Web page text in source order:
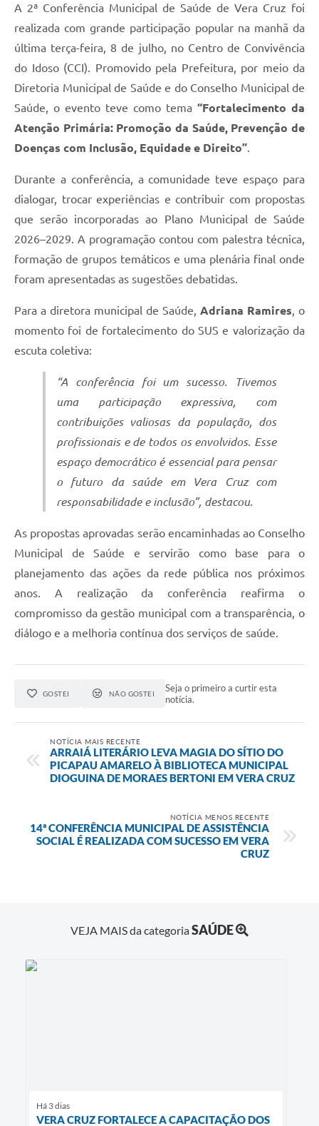
A 2ª Conferência Municipal de Saúde de Vera Cruz foi
realizada com grande participação popular na manhã da
última terça-feira, 8 de julho, no Centro de Convivência
do Idoso (CCI). Promovido pela Prefeitura, por meio da
Diretoria Municipal de Saúde e do Conselho Municipal de
Saúde, o evento teve como tema “Fortalecimento da
Atenção Primária: Promoção da Saúde, Prevenção de
Doenças com Inclusão, Equidade e Direito”
Durante a conferência, a comunidade teve espaço para
dialogar, trocar experiências e contribuir com propostas
que serão incorporadas ao Plano Municipal de Saúde
2026–2029. A programação contou com palestra técnica,
formação de grupos temáticos e uma plenária final onde
foram apresentadas as sugestões debatidas.
Para a diretora municipal de Saúde, Adriana Ramires , o
momento foi de fortalecimento do SUS e valorização da
escuta coletiva:
“A conferência foi um sucesso. Tivemos
uma participação expressiva, com
contribuições valiosas da população, dos
profissionais e de todos os envolvidos. Esse
espaço democrático é essencial para pensar
o futuro da saúde em Vera Cruz com
responsabilidade e inclusão”, destacou.
As propostas aprovadas serão encaminhadas ao Conselho
Municipal de Saúde e servirão como base para o
planejamento das ações da rede pública nos próximos
anos. A realização da conferência reafirma o
compromisso da gestão municipal com a transparência, o
diálogo e a melhoria contínua dos serviços de saúde.
GOSTEI NÃO GOSTEI
Seja o primeiro a curtir esta
notícia.
NOTÍCIA MAIS RECENTE
ARRAIÁ LITERÁRIO LEVA MAGIA DO SÍTIO DO
PICAPAU AMARELO À BIBLIOTECA MUNICIPAL
DIOGUINA DE MORAES BERTONI EM VERA CRUZ
NOTÍCIA MENOS RECENTE
14ª CONFERÊNCIA MUNICIPAL DE ASSISTÊNCIA
SOCIAL É REALIZADA COM SUCESSO EM VERA
CRUZ
VEJA MAIS da categoriaSAÚDE
Há 3 dias
VERA CRUZ FORTALECE A CAPACITAÇÃO DOS